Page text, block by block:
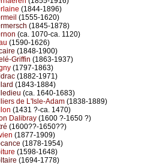
(1844-1896)
(1555-1620)
(1845-1878)
(ca. 1070-ca. 1120)
(1590-1626)
(1848-1900)
Griffin (1863-1937)
(1797-1863)
(1882-1971)
(1843-1884)
(ca. 1640-1683)
de L'Isle-Adam (1838-1889)
(1431 ?-ca. 1470)
Dalibray (1600 ?-1650 ?)
(1600??-1650??)
(1877-1909)
(1878-1954)
(1598-1648)
(1694-1778)